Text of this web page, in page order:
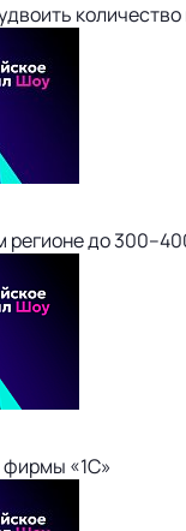
количество
до
«1С»